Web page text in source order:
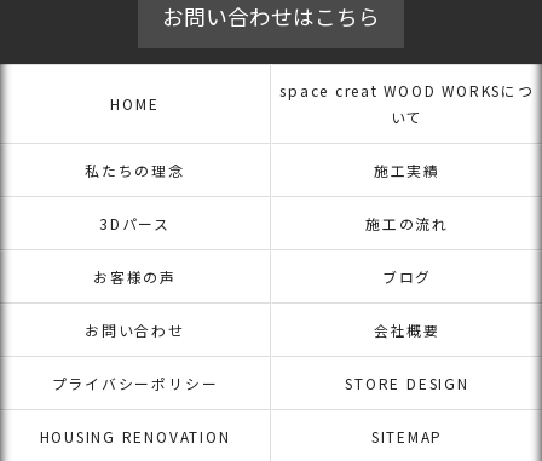
お問い合わせはこちら
HOME
space creat WOOD WORKSにつ
いて
私たちの理念 施工実績
3Dパース 施工の流れ
お客様の声 ブログ
お問い合わせ 会社概要
プライバシーポリシー STORE DESIGN
HOUSING RENOVATION SITEMAP